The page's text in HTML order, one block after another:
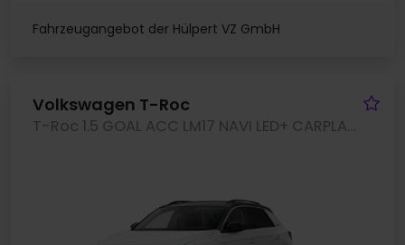
Fahrzeugangebot der Hülpert VZ GmbH
Volkswagen T-Roc
T-Roc 1.5 GOAL ACC LM17 NAVI LED+ CARPLAY SITZHZ